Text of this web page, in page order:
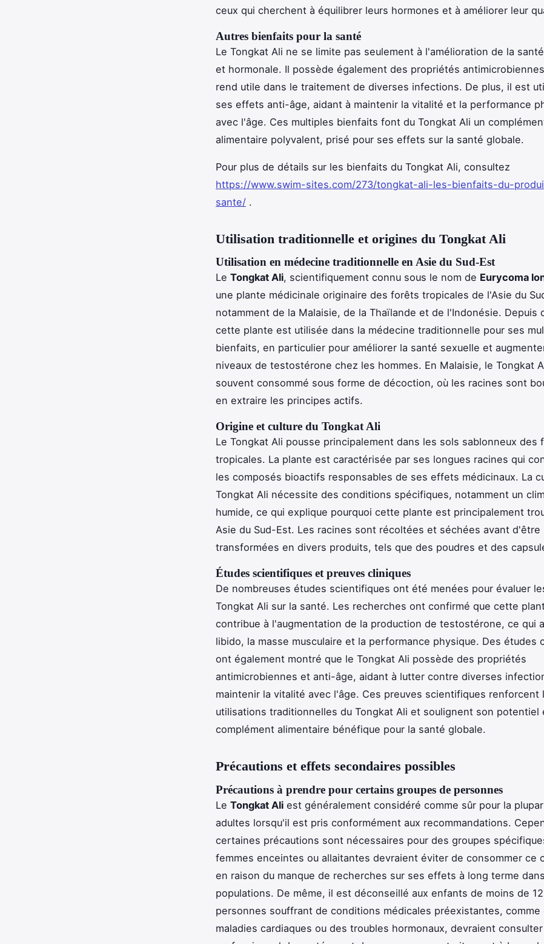
ceux qui cherchent à équilibrer leurs hormones et à améliorer leur
Autres bienfaits pour la santé
Le Tongkat Ali ne se limite pas seulement à l'amélioration de la
et hormonale. Il possède également des propriétés
rend utile dans le traitement de diverses infections. De plus, il est
ses effets anti-âge, aidant à maintenir la vitalité et la performance
avec l'âge. Ces multiples bienfaits font du Tongkat Ali un
alimentaire polyvalent, prisé pour ses effets sur la santé globale.
Pour plus de détails sur les bienfaits du Tongkat Ali, consultez
https://www.swim-sites.com/273/tongkat-ali-les-bienfaits-du-
sante/ .
Utilisation traditionnelle et origines du Tongkat Ali
Utilisation en médecine traditionnelle en Asie du Sud-Est
Le Tongkat Ali, scientifiquement connu sous le nom de Eurycoma
une plante médicinale originaire des forêts tropicales de l'Asie du
notamment de la Malaisie, de la Thaïlande et de l'Indonésie. Depuis
cette plante est utilisée dans la médecine traditionnelle pour ses
bienfaits, en particulier pour améliorer la santé sexuelle et
niveaux de testostérone chez les hommes. En Malaisie, le Tongkat
souvent consommé sous forme de décoction, où les racines sont
en extraire les principes actifs.
Origine et culture du Tongkat Ali
Le Tongkat Ali pousse principalement dans les sols sablonneux des
tropicales. La plante est caractérisée par ses longues racines qui
les composés bioactifs responsables de ses effets médicinaux. La
Tongkat Ali nécessite des conditions spécifiques, notamment un
humide, ce qui explique pourquoi cette plante est principalement
Asie du Sud-Est. Les racines sont récoltées et séchées avant d'être
transformées en divers produits, tels que des poudres et des
Études scientifiques et preuves cliniques
De nombreuses études scientifiques ont été menées pour évaluer
Tongkat Ali sur la santé. Les recherches ont confirmé que cette
contribue à l'augmentation de la production de testostérone, ce qui
libido, la masse musculaire et la performance physique. Des études
ont également montré que le Tongkat Ali possède des propriétés
antimicrobiennes et anti-âge, aidant à lutter contre diverses
maintenir la vitalité avec l'âge. Ces preuves scientifiques renforcent
utilisations traditionnelles du Tongkat Ali et soulignent son potentiel
complément alimentaire bénéfique pour la santé globale.
Précautions et effets secondaires possibles
Précautions à prendre pour certains groupes de personnes
Le Tongkat Ali est généralement considéré comme sûr pour la
adultes lorsqu'il est pris conformément aux recommandations.
certaines précautions sont nécessaires pour des groupes
femmes enceintes ou allaitantes devraient éviter de consommer ce
en raison du manque de recherches sur ses effets à long terme
populations. De même, il est déconseillé aux enfants de moins de
personnes souffrant de conditions médicales préexistantes, comme
maladies cardiaques ou des troubles hormonaux, devraient